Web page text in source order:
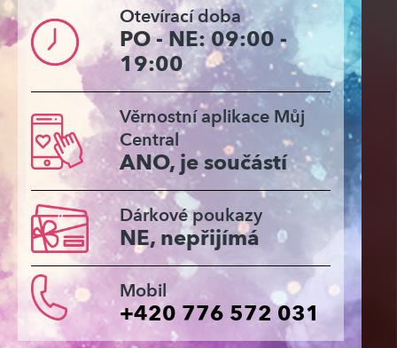
Otevírací doba
PO - NE: 09:00 -
19:00
Věrnostní aplikace Můj
Central
ANO, je součástí
Dárkové poukazy
NE, nepřijímá
Mobil
+420 776 572 031